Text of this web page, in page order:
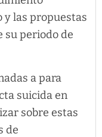
y las propuestas
su periodo de
a para
suicida en
sobre estas
de